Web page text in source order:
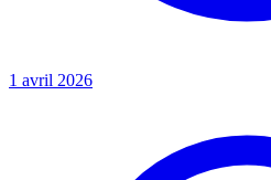
1 avril 2026